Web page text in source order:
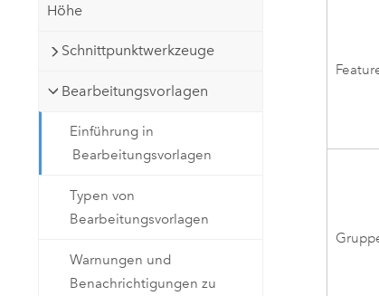
Höhe
Schnittpunktwerkzeuge
Bearbeitungsvorlagen
Einführung in
Bearbeitungsvorlagen
Typen von
Bearbeitungsvorlagen
Warnungen und
Benachrichtigungen zu